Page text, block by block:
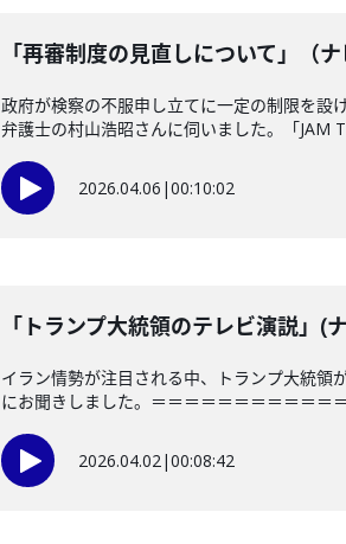
「再審制度の見直しについて」（
政府が検察の不服申し立てに一定の制限を設
弁護士の村山浩昭さんに伺いました。「JAM
2026.04.06 |00:10:02
「トランプ大統領のテレビ演説」
イラン情勢が注目される中、トランプ大統領
にお聞きしました。＝＝＝＝＝＝＝＝＝＝＝
2026.04.02|00:08:42